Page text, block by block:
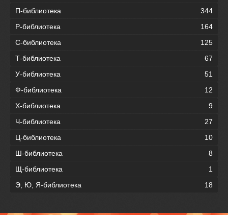
П-библиотека
344
Р-библиотека
164
С-библиотека
125
Т-библиотека
67
У-библиотека
51
Ф-библиотека
12
Х-библиотека
9
Ч-библиотека
27
Ц-библиотека
10
Ш-библиотека
8
Щ-библиотека
1
Э, Ю, Я-библиотека
18